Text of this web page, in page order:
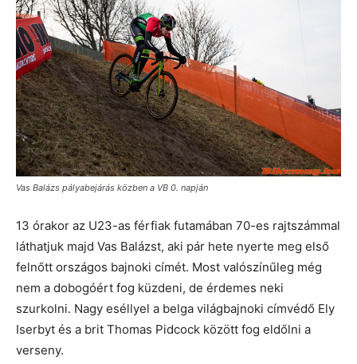
Vas Balázs pályabejárás közben a VB 0. napján
13 órakor az U23-as férfiak futamában 70-es rajtszámmal
láthatjuk majd Vas Balázst, aki pár hete nyerte meg első
felnőtt országos bajnoki címét. Most valószínűleg még
nem a dobogóért fog küzdeni, de érdemes neki
szurkolni. Nagy eséllyel a belga világbajnoki címvédő Ely
Iserbyt és a brit Thomas Pidcock között fog eldőlni a
verseny.